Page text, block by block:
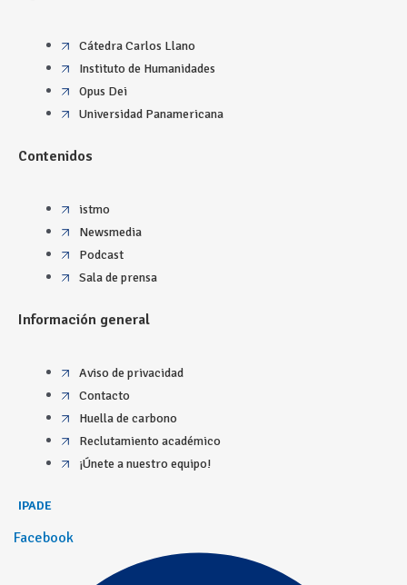
Cátedra Carlos Llano
Instituto de Humanidades
Opus Dei
Universidad Panamericana
Contenidos
istmo
Newsmedia
Podcast
Sala de prensa
Información general
Aviso de privacidad
Contacto
Huella de carbono
Reclutamiento académico
¡Únete a nuestro equipo!
IPADE
Facebook